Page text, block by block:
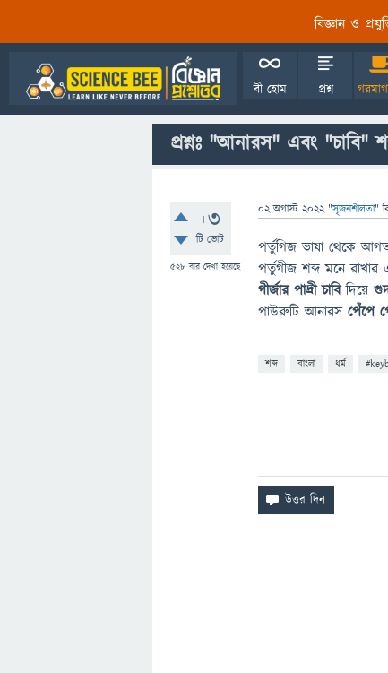
বিজ্ঞান ও
বী হোম প্রশ্ন
প্রশ্নঃ "আনারস" এবং "চাবি"
+3
টি ভোট
528 বার দেখা হয়েছে
02 অগাস্ট 2022 "সৃজনশীলতা"
পর্তুগিজ ভাষা থেকে
পর্তুগীজ শব্দ মনে
গীর্জার পাদ্রী চাবিদিয়ে
পাউরুটি আনারস পেঁপে
শব্দ বাংলা ধর্ম